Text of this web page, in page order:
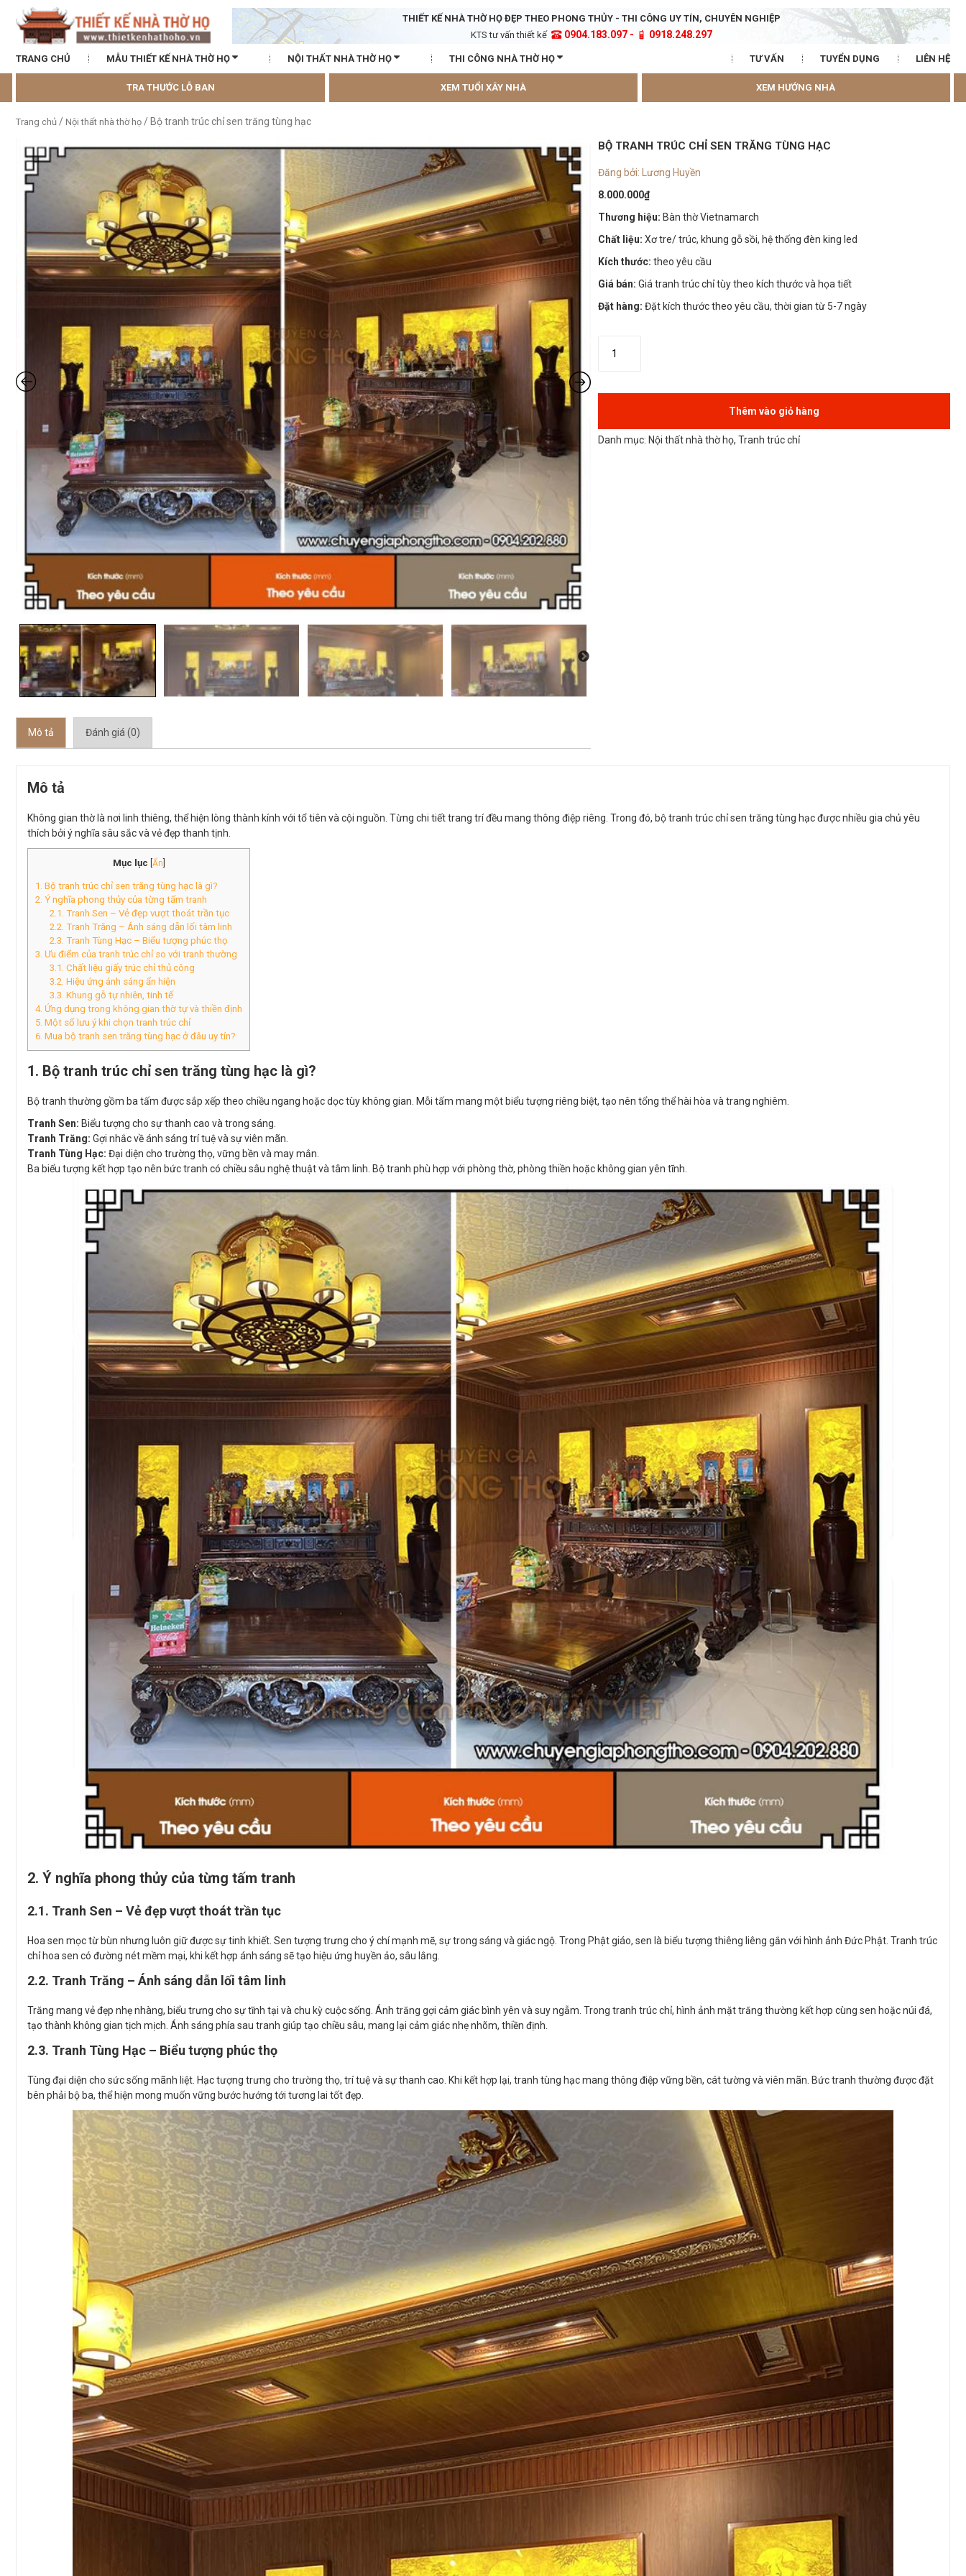
THIẾT KẾ NHÀ THỜ HỌ ĐẸP THEO PHONG THỦY - THI CÔNG UY TÍN, CHUYÊN NGHIỆP
KTS tư vấn thiết kế
0904.183.097 - 0918.248.297
TRANG CHỦ MẪU THIẾT KẾ NHÀ THỜ HỌ NỘI THẤT NHÀ THỜ HỌ THI CÔNG NHÀ THỜ HỌ TƯ VẤN TUYỂN DỤNG LIÊN HỆ
TRA THƯỚC LỖ BAN XEM TUỔI XÂY NHÀ XEM HƯỚNG NHÀ
Trang chủ / Nội thất nhà thờ họ / Bộ tranh trúc chỉ sen trăng tùng hạc
BỘ TRANH TRÚC CHỈ SEN TRĂNG TÙNG HẠC
Đăng bởi: Lương Huyền
8.000.000₫
Thương hiệu: Bàn thờ Vietnamarch
Chất liệu: Xơ tre/ trúc, khung gỗ sồi, hệ thống đèn king led
Kích thước: theo yêu cầu
Giá bán:Giá tranh trúc chỉ tùy theo kích thước và họa tiết
Đặt hàng:Đặt kích thước theo yêu cầu, thời gian từ 5-7 ngày
Thêm vào giỏ hàng
Danh mục: Nội thất nhà thờ họ,Tranh trúc chỉ
Mô tả Đánh giá (0)
Mô tả
Không gian thờ là nơi linh thiêng, thể hiện lòng thành kính với tổ tiên và cội nguồn. Từng chi tiết trang trí đều mang thông điệp riêng. Trong đó, bộ tranh trúc chỉ sen trăng tùng hạc được nhiều gia chủ yêu
thích bởi ý nghĩa sâu sắc và vẻ đẹp thanh tịnh.
Mục lục Ẩn
1. Bộ tranh trúc chỉ sen trăng tùng hạc là gì?
2. Ý nghĩa phong thủy của từng tấm tranh
2.1. Tranh Sen – Vẻ đẹp vượt thoát trần tục
2.2. Tranh Trăng – Ánh sáng dẫn lối tâm linh
2.3. Tranh Tùng Hạc – Biểu tượng phúc thọ
3. Ưu điểm của tranh trúc chỉ so với tranh thường
3.1. Chất liệu giấy trúc chỉ thủ công
3.2. Hiệu ứng ánh sáng ẩn hiện
3.3. Khung gỗ tự nhiên, tinh tế
4. Ứng dụng trong không gian thờ tự và thiền định
5. Một số lưu ý khi chọn tranh trúc chỉ
6. Mua bộ tranh sen trăng tùng hạc ở đâu uy tín?
1. Bộ tranh trúc chỉ sen trăng tùng hạc là gì?
Bộ tranh thường gồm ba tấm được sắp xếp theo chiều ngang hoặc dọc tùy không gian. Mỗi tấm mang một biểu tượng riêng biệt, tạo nên tổng thể hài hòa và trang nghiêm.
Tranh Sen: Biểu tượng cho sự thanh cao và trong sáng.
Tranh Trăng: Gợi nhắc về ánh sáng trí tuệ và sự viên mãn.
Tranh Tùng Hạc: Đại diện cho trường thọ, vững bền và may mắn.
Ba biểu tượng kết hợp tạo nên bức tranh có chiều sâu nghệ thuật và tâm linh. Bộ tranh phù hợp với phòng thờ, phòng thiền hoặc không gian yên tĩnh.
2. Ý nghĩa phong thủy của từng tấm tranh
2.1. Tranh Sen – Vẻ đẹp vượt thoát trần tục
Hoa sen mọc từ bùn nhưng luôn giữ được sự tinh khiết. Sen tượng trưng cho ý chí mạnh mẽ, sự trong sáng và giác ngộ. Trong Phật giáo, sen là biểu tượng thiêng liêng gắn với hình ảnh Đức Phật. Tranh trúc
chỉ hoa sen có đường nét mềm mại, khi kết hợp ánh sáng sẽ tạo hiệu ứng huyền ảo, sâu lắng.
2.2. Tranh Trăng – Ánh sáng dẫn lối tâm linh
Trăng mang vẻ đẹp nhẹ nhàng, biểu trưng cho sự tĩnh tại và chu kỳ cuộc sống. Ánh trăng gợi cảm giác bình yên và suy ngẫm. Trong tranh trúc chỉ, hình ảnh mặt trăng thường kết hợp cùng sen hoặc núi đá,
tạo thành không gian tịch mịch. Ánh sáng phía sau tranh giúp tạo chiều sâu, mang lại cảm giác nhẹ nhõm, thiền định.
2.3. Tranh Tùng Hạc – Biểu tượng phúc thọ
Tùng đại diện cho sức sống mãnh liệt. Hạc tượng trưng cho trường thọ, trí tuệ và sự thanh cao. Khi kết hợp lại, tranh tùng hạc mang thông điệp vững bền, cát tường và viên mãn. Bức tranh thường được đặt
bên phải bộ ba, thể hiện mong muốn vững bước hướng tới tương lai tốt đẹp.